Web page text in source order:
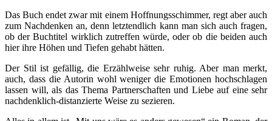
Das Buch endet zwar mit einem Hoffnungsschimmer, regt aber auch
zum Nachdenken an, denn letztendlich kann man sich auch fragen,
ob der Buchtitel wirklich zutreffen würde, oder ob die beiden auch
hier ihre Höhen und Tiefen gehabt hätten.
Der Stil ist gefällig, die Erzählweise sehr ruhig. Aber man merkt,
auch, dass die Autorin wohl weniger die Emotionen hochschlagen
lassen will, als das Thema Partnerschaften und Liebe auf eine sehr
nachdenklich-distanzierte Weise zu sezieren.